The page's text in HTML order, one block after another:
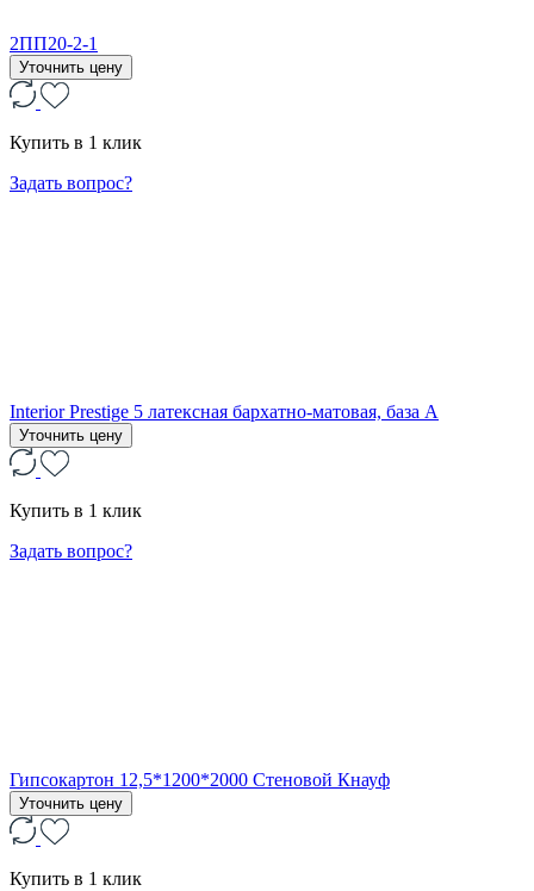
2ПП20-2-1
Уточнить цену
Купить в 1 клик
Задать вопрос?
Interior Prestige 5 латексная бархатно-матовая, база А
Уточнить цену
Купить в 1 клик
Задать вопрос?
Гипсокартон 12,5*1200*2000 Стеновой Кнауф
Уточнить цену
Купить в 1 клик